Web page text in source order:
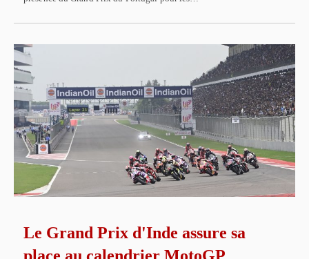
Le Grand Prix d'Inde assure sa